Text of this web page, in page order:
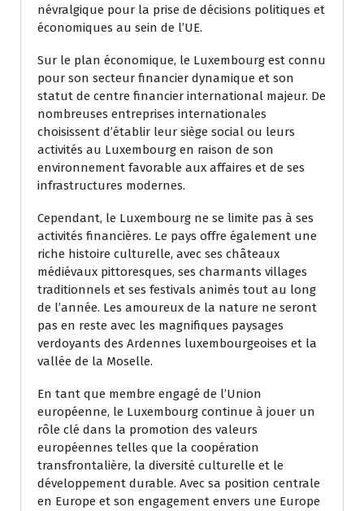
névralgique pour la prise de décisions politiques et
économiques au sein de l’UE.
Sur le plan économique, le Luxembourg est connu
pour son secteur financier dynamique et son
statut de centre financier international majeur. De
nombreuses entreprises internationales
choisissent d’établir leur siège social ou leurs
activités au Luxembourg en raison de son
environnement favorable aux affaires et de ses
infrastructures modernes.
Cependant, le Luxembourg ne se limite pas à ses
activités financières. Le pays offre également une
riche histoire culturelle, avec ses châteaux
médiévaux pittoresques, ses charmants villages
traditionnels et ses festivals animés tout au long
de l’année. Les amoureux de la nature ne seront
pas en reste avec les magnifiques paysages
verdoyants des Ardennes luxembourgeoises et la
vallée de la Moselle.
En tant que membre engagé de l’Union
européenne, le Luxembourg continue à jouer un
rôle clé dans la promotion des valeurs
européennes telles que la coopération
transfrontalière, la diversité culturelle et le
développement durable. Avec sa position centrale
en Europe et son engagement envers une Europe